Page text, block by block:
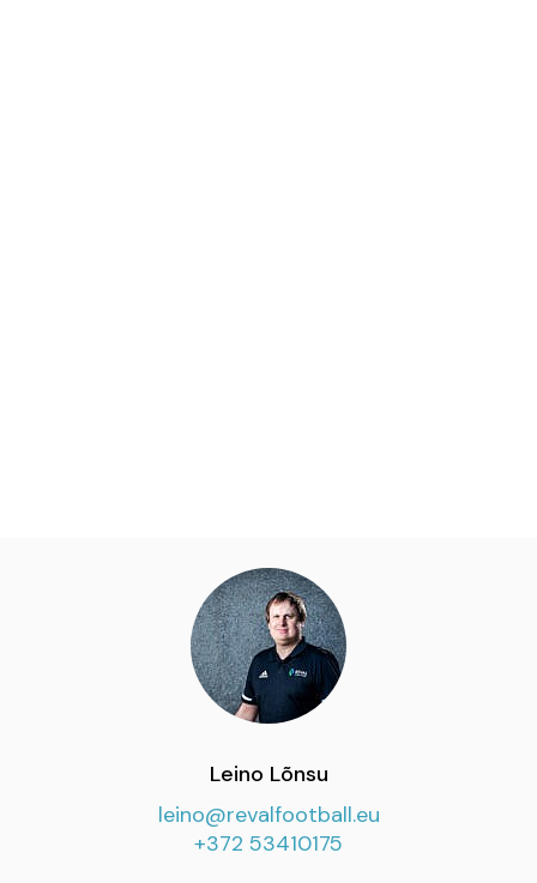
Leino Lõnsu
leino@revalfootball.eu
+372 53410175